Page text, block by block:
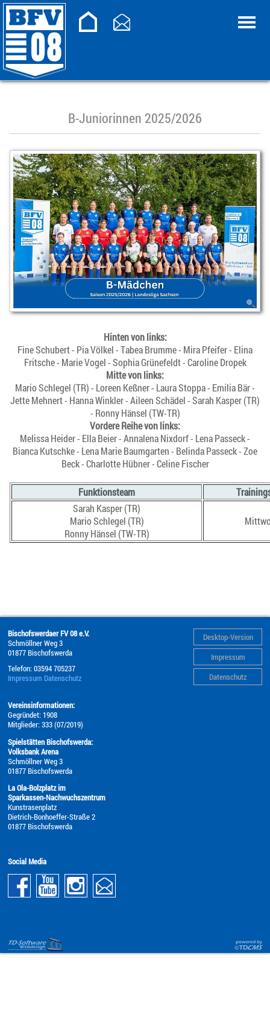
Content-
B-Juniorinnen 2025/2026
Hinten von links:
Fine Schubert - Pia Völkel - Tabea Brumme - Mira Pfeifer - Elina
Fritsche - Marie Vogel - Sophia Grünefeldt - Caroline Dropek
Mitte von links:
Mario Schlegel (TR) - Loreen Keßner - Laura Stoppa - Emilia Bär -
Jette Mehnert - Hanna Winkler - Aileen Schädel - Sarah Kasper (TR)
- Ronny Hänsel (TW-TR)
Vordere Reihe von links:
Melissa Heider - Ella Beier - Annalena Nixdorf - Lena Passeck -
Bianca Kutschke - Lena Marie Baumgarten - Belinda Passeck - Zoe
Beck - Charlotte Hübner - Celine Fischer
Funktionsteam
Sarah Kasper (TR)
Mario Schlegel (TR)
Ronny Hänsel (TW-TR)
Desktop-Version
Impressum
Datenschutz
Bischofswerdaer FV 08 e.V.
Schmöllner Weg 3
01877 Bischofswerda
Telefon:03594 705237
Impressum Datenschutz
Vereinsinformationen:
Gegründet: 1908
Mitglieder: 333 (07/2019)
Spielstätten Bischofswerda:
Volksbank Arena
Schmöllner Weg 3
01877 Bischofswerda
La Ola-Bolzplatz im
Sparkassen-Nachwuchszentrum
Kunstrasenplatz
Dietrich-Bonhoeffer-Straße 2
01877 Bischofswerda
Social Media